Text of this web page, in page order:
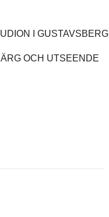
I GUSTAVSBERG
OCH UTSEENDE